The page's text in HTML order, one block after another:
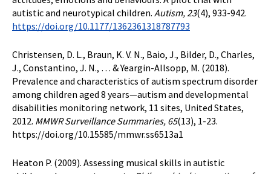
autistic and neurotypical children. Autism, 23(4), 933-942.
https://doi.org/10.1177/1362361318787793
Christensen, D. L., Braun, K. V. N., Baio, J., Bilder, D., Charles,
J., Constantino, J. N., … & Yeargin-Allsopp, M. (2018).
Prevalence and characteristics of autism spectrum disorder
among children aged 8 years—autism and developmental
disabilities monitoring network, 11 sites, United States,
2012. MMWR Surveillance Summaries, 65(13), 1-23.
https://doi.org/10.15585/mmwr.ss6513a1
Heaton P. (2009). Assessing musical skills in autistic